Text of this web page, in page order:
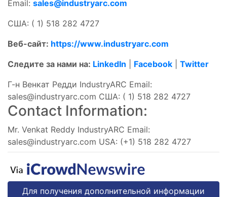
Email: sales@industryarc.com
США: ( 1) 518 282 4727
Веб-сайт: https://www.industryarc.com
Следите за нами на: LinkedIn Facebook
Twitter
Г-н Венкат Редди IndustryARC Email:
sales@industryarc.com США: ( 1) 518 282 4727
Contact Information:
Mr. Venkat Reddy IndustryARC Email:
sales@industryarc.com USA: (+1) 518 282 4727
Для получения дополнительной информации